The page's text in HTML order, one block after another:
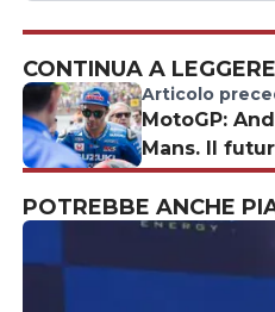
CONTINUA A LEGGERE
Articolo
MotoGP:
Mans. Il
POTREBBE ANCHE